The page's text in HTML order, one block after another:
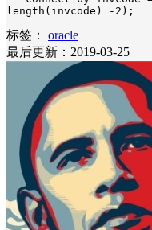
length(invcode) -2);
标签：
oracle
最后更新：2019-03-25